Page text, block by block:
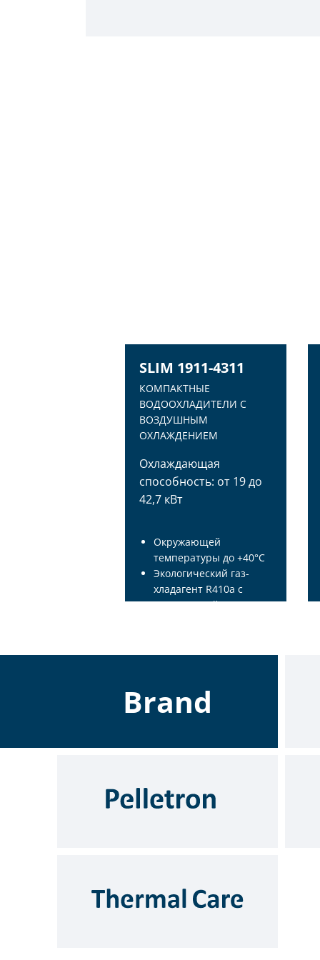
SLIM 1911-4311
КОМПАКТНЫЕ
ВОДООХЛАДИТЕЛИ С
ВОЗДУШНЫМ
ОХЛАЖДЕНИЕМ
Охлаждающая
способность: от 19 до
42,7 кВт
Oкружающей
температуры до +40°C
Экологический газ-
хладагент R410a с
повышенной
Спиральные
Brand